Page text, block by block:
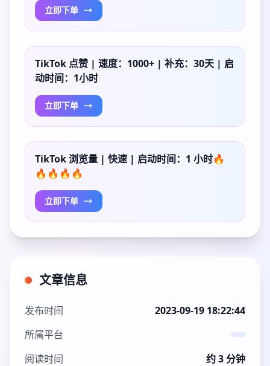
立即下单
TikTok 点赞 | 速度：1000+ | 补充：30天 | 启
动时间：1小时
立即下单
TikTok 浏览量 | 快速 | 启动时间：1 小时🔥
🔥🔥🔥🔥
立即下单
文章信息
发布时间
2023-09-19 18:22:44
所属平台
阅读时间
约 3 分钟